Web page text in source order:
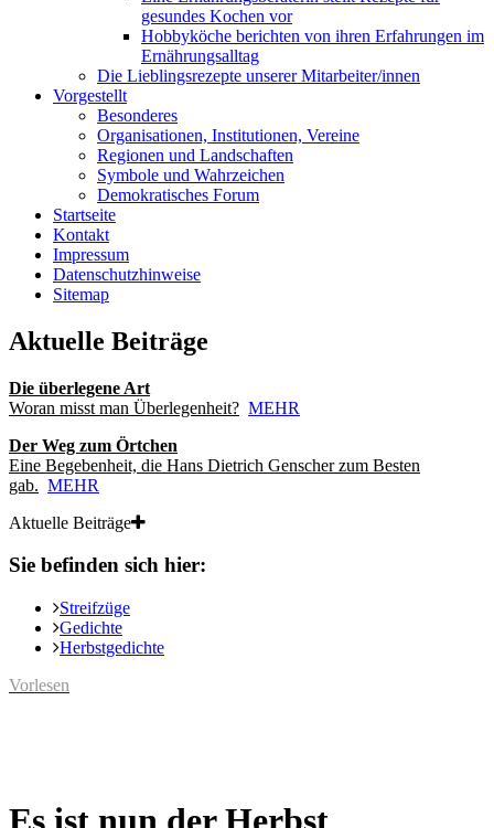
gesundes Kochen vor
Hobbyköche berichten von ihren Erfahrungen im
Ernährungsalltag
Die Lieblingsrezepte unserer Mitarbeiter/innen
Vorgestellt
Besonderes
Organisationen, Institutionen, Vereine
Regionen und Landschaften
Symbole und Wahrzeichen
Demokratisches Forum
Startseite
Kontakt
Impressum
Datenschutzhinweise
Sitemap
Aktuelle Beiträge
Die überlegene Art
Woran misst man Überlegenheit? MEHR
Der Weg zum Örtchen
Eine Begebenheit, die Hans Dietrich Genscher zum Besten
gab. MEHR
Aktuelle Beiträge
Sie befinden sich hier:
Streifzüge
Gedichte
Herbstgedichte
Vorlesen
Es ist nun der Herbst